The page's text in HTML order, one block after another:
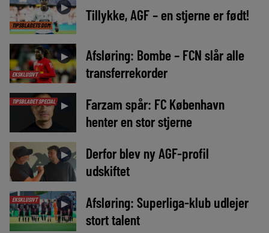
TIPSBLADETS DOM
► Tillykke, AGF – en stjerne er født!
EKSKLUSIVT
►
Afsløring: Bombe – FCN slår alle
transferrekorder
TIPSBLADET SPECIAL ►
Farzam spår: FC København
henter en stor stjerne
►
Derfor blev ny AGF-profil
udskiftet
EKSKLUSIVT ►
Afsløring: Superliga-klub udlejer
stort talent